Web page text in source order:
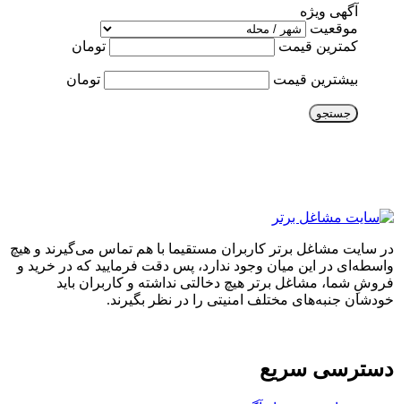
آگهی ویژه
موقعیت
کمترین قیمت
تومان
بیشترین قیمت تومان
جستجو
در سایت مشاغل برتر کاربران مستقیما با هم تماس می‌گیرند و هیچ
واسطه‌ای در این میان وجود ندارد، پس دقت فرمایید که در خرید و
فروشِ شما، مشاغل برتر هیچ دخالتی نداشته و کاربران باید
خودشان جنبه‌های مختلف امنیتی را در نظر بگیرند.
دسترسی سریع